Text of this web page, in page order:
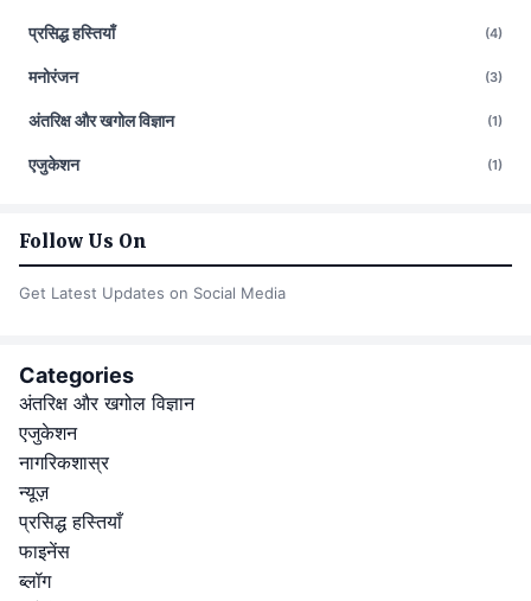
प्रसिद्ध हस्तियाँ (4)
मनोरंजन (3)
अंतरिक्ष और खगोल विज्ञान (1)
एजुकेशन (1)
Follow Us On
Get Latest Updates on Social Media
Categories
अंतरिक्ष और खगोल विज्ञान
एजुकेशन
नागरिकशास्र
न्यूज़
प्रसिद्ध हस्तियाँ
फाइनेंस
ब्लॉग